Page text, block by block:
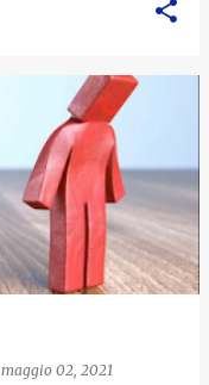
maggio 02, 2021